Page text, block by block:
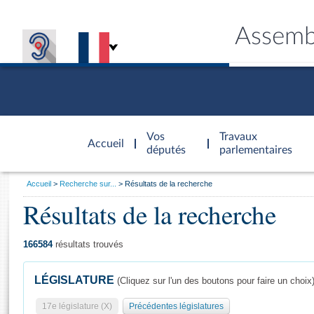
Accueil
d'accueil
Vos
députés
Travaux
parlementaires
Général
Vous
Accueil Recherche sur... Résultats de la recherche
Résultats de la recherche
166584résultats trouvés
LÉGISLATURE (Cliquez sur l'un des boutons pour faire un choix)
17e législature (X) Précédentes législatures